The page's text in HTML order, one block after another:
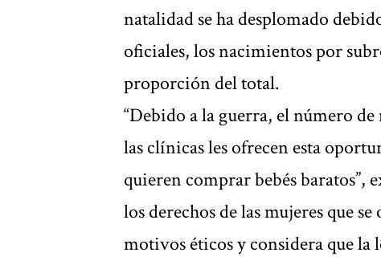
natalidad se ha desplomado
oficiales, los nacimientos por
proporción del total.
“Debido a la guerra, el número de
las clínicas les ofrecen esta
quieren comprar bebés baratos”,
los derechos de las mujeres que
motivos éticos y considera que